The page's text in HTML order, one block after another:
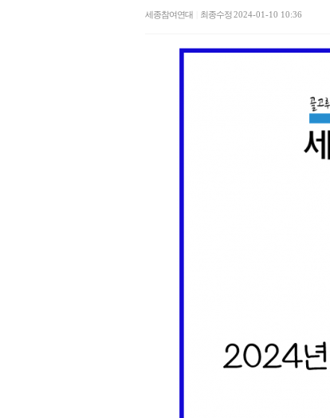
세종참여연대 최종수정2024-01-10 10:36